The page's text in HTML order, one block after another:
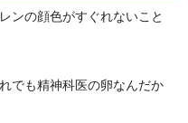
ンの顔色がすぐれないこと
でも精神科医の卵なんだか